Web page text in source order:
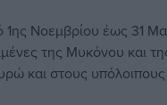
1ης Νοεμβρίου έως 31
της Μυκόνου και
και στους υπόλοιπους